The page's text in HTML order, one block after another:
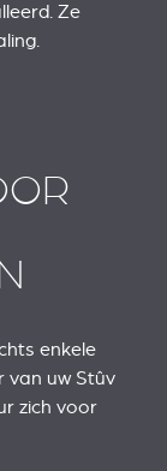
Ze
enkele
van uw Stûv
zich voor